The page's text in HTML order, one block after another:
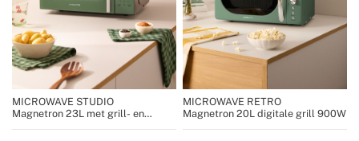
MICROWAVE STUDIO
Magnetron 23L met grill- en
MICROWAVE RETRO
Magnetron 20L digitale grill 900W